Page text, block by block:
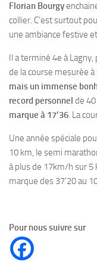
Florian Bourgy
collier. C’est surtout
une ambiance festive
Il a terminé 4e à Lagny,
de la course mesurée
mais un immense
record personnel de
marque à 17’36. La
Une année spéciale
10 km, le semi
à plus de 17km/h sur 5
marque des 37’20 au
Pour nous suivre sur